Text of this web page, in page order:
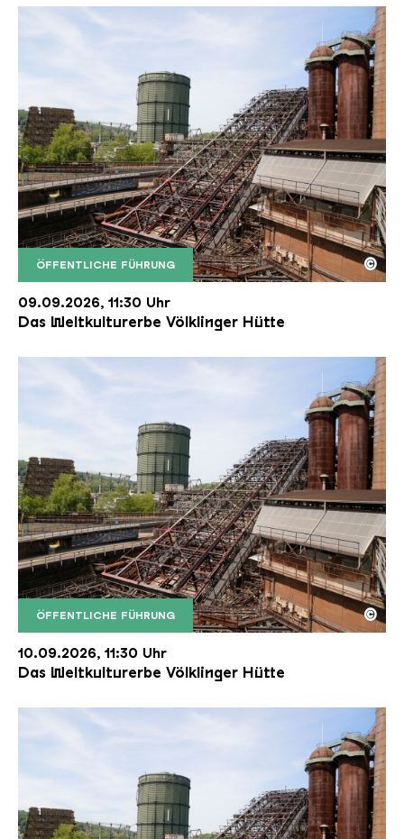
ÖFFENTLICHE FÜHRUNG
Der Erzschrägaufzug der Völklinger Hütte mit
Copyright: Weltkulturerbe Völklinger Hütte | Karl
©
09.09.2026, 11:30 Uhr
Das Weltkulturerbe Völklinger Hütte
ÖFFENTLICHE FÜHRUNG
Der Erzschrägaufzug der Völklinger Hütte mit
Copyright: Weltkulturerbe Völklinger Hütte | Karl
©
10.09.2026, 11:30 Uhr
Das Weltkulturerbe Völklinger Hütte